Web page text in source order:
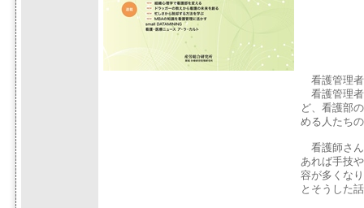
看護管理者
看護管理者
ど、看護部
める人たち
看護師さん
あれば手技
容が多くな
とそうした